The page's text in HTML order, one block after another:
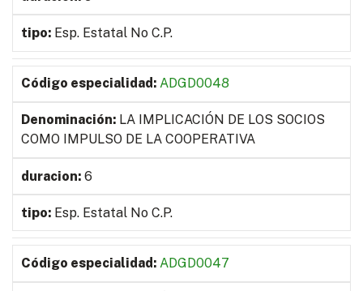
Esp. Estatal No C.P.
ADGD0048
LA IMPLICACIÓN DE LOS SOCIOS
COMO IMPULSO DE LA COOPERATIVA
6
Esp. Estatal No C.P.
ADGD0047